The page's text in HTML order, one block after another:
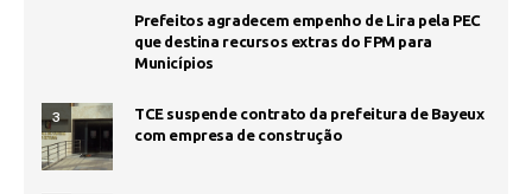
Prefeitos agradecem empenho de Lira pela PEC
que destina recursos extras do FPM para
Municípios
3
TCE suspende contrato da prefeitura de Bayeux
com empresa de construção